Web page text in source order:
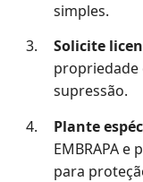
simples.
Solicite
propriedade
supressão.
Plante
EMBRAPA
para